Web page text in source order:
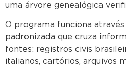
uma árvore genealógica
O programa funciona
padronizada que cruza
fontes: registros civis
italianos, cartórios, arquivos